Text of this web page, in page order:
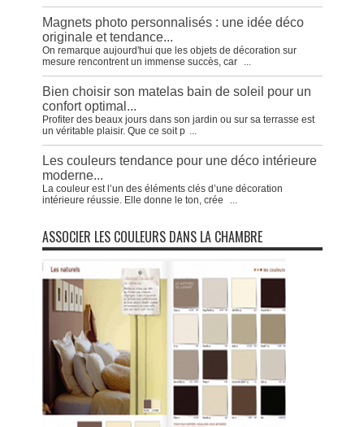
Magnets photo personnalisés : une idée déco
originale et tendance...
On remarque aujourd'hui que les objets de décoration sur
mesure rencontrent un immense succès, car
...
Bien choisir son matelas bain de soleil pour un
confort optimal...
Profiter des beaux jours dans son jardin ou sur sa terrasse est
un véritable plaisir. Que ce soit p ...
Les couleurs tendance pour une déco intérieure
moderne...
La couleur est l’un des éléments clés d’une décoration
intérieure réussie. Elle donne le ton, crée
...
ASSOCIER LES COULEURS DANS LA CHAMBRE